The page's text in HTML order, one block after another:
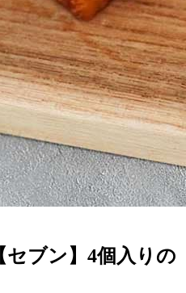
セブン】4個入りの